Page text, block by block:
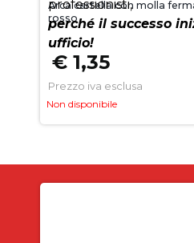
Arca cartella con molla
rosso
€ 1,35
Prezzo iva esclusa
Non disponibile
professionisti,
perché il successo
ufficio!